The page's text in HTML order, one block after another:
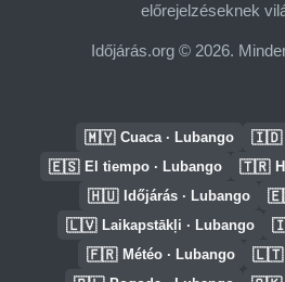
előrejelzéseknek
Időjárás.org © 2026.
🇲🇾 Cuaca · Lubango 🇮🇩
🇪🇸 El tiempo · Lubango 🇹🇷
🇭🇺 Időjárás · Lubango
🇱🇻 Laikapstākļi · Lubango
🇫🇷 Météo · Lubango 🇱🇹